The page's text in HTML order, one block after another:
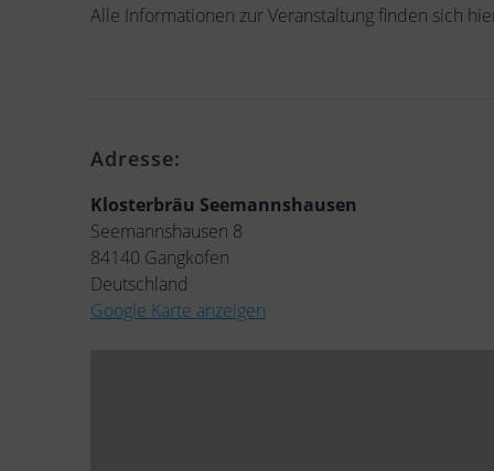
Alle Informationen zur Veranstaltung finden sich
Adresse:
Klosterbräu Seemannshausen
Seemannshausen 8
84140 Gangkofen
Deutschland
Google Karte anzeigen